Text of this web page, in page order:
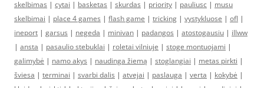
skelbimas | cytai | basketas | skurdas | priority | pauliusc | musu
skelbimai | place 4 games | flash game | tricking | vystykluose | ofl |
ineport | garsus | negeda | minivan | padangos | atostogausiu | illww
| ansta | pasaulio stebuklai | roletai vilniuje | stoge montuojami |
galimybė | namo akys | naudinga žiemą | stoglangiai | metas pirkti |
šviesa | terminai | svarbi dalis | atvejai | paslauga | verta | kokybė |